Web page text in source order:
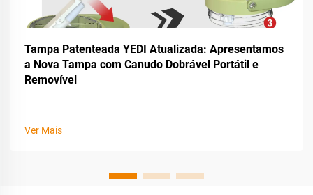
Tampa Patenteada YEDI Atualizada: Apresentamos
a Nova Tampa com Canudo Dobrável Portátil e
Removível
Ver Mais